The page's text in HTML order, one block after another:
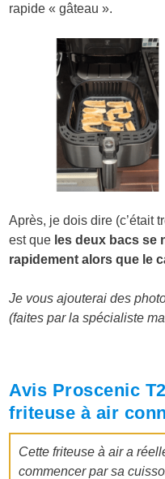
rapide « gâteau ».
Après, je dois dire (c’était
est que les deux bacs se
rapidement alors que le
Je vous ajouterai des
(faites par la spécialiste
Avis Proscenic
friteuse à air
Cette friteuse à air a
commencer par sa